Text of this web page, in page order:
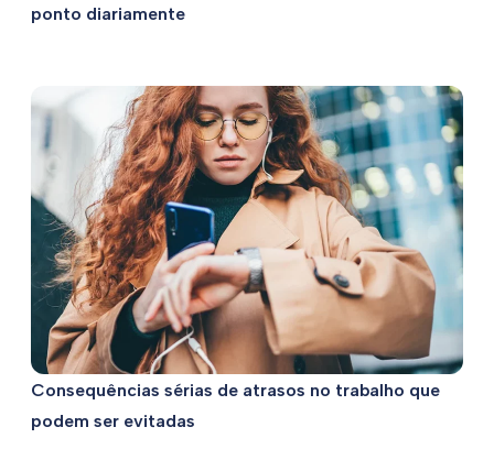
ponto diariamente
Consequências sérias de atrasos no trabalho que
podem ser evitadas